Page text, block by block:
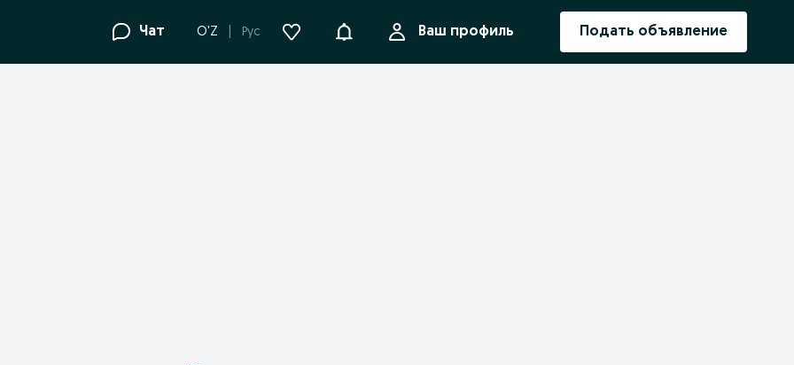
Чат O'Z Рус УведомленияВаш профиль Подать объявление